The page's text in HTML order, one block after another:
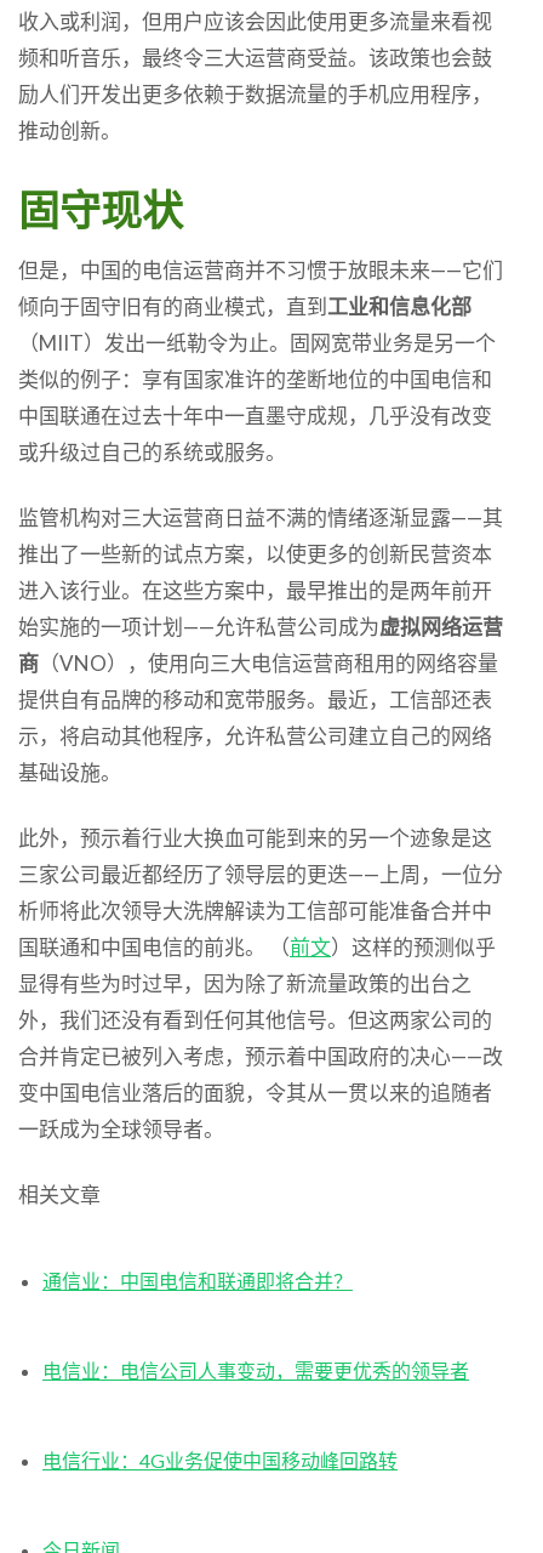
收入或利润，但用户应该会因此使用更多流量来看视
频和听音乐，最终令三大运营商受益。该政策也会鼓
励人们开发出更多依赖于数据流量的手机应用程序，
推动创新。
固守现状
但是，中国的电信运营商并不习惯于放眼未来——它们
倾向于固守旧有的商业模式，直到 工业和信息化部
（MIIT）发出一纸勒令为止。固网宽带业务是另一个
类似的例子：享有国家准许的垄断地位的中国电信和
中国联通在过去十年中一直墨守成规，几乎没有改变
或升级过自己的系统或服务。
监管机构对三大运营商日益不满的情绪逐渐显露——其
推出了一些新的试点方案，以使更多的创新民营资本
进入该行业。在这些方案中，最早推出的是两年前开
始实施的一项计划——允许私营公司成为虚拟网络运营
商 （VNO），使用向三大电信运营商租用的网络容量
提供自有品牌的移动和宽带服务。最近，工信部还表
示，将启动其他程序，允许私营公司建立自己的网络
基础设施。
此外，预示着行业大换血可能到来的另一个迹象是这
三家公司最近都经历了领导层的更迭——上周，一位分
析师将此次领导大洗牌解读为工信部可能准备合并中
国联通和中国电信的前兆。 （前文）这样的预测似乎
显得有些为时过早，因为除了新流量政策的出台之
外，我们还没有看到任何其他信号。但这两家公司的
合并肯定已被列入考虑，预示着中国政府的决心——改
变中国电信业落后的面貌，令其从一贯以来的追随者
一跃成为全球领导者。
相关文章
通信业：中国电信和联通即将合并？
电信业：电信公司人事变动，需要更优秀的领导者
电信行业：4G业务促使中国移动峰回路转